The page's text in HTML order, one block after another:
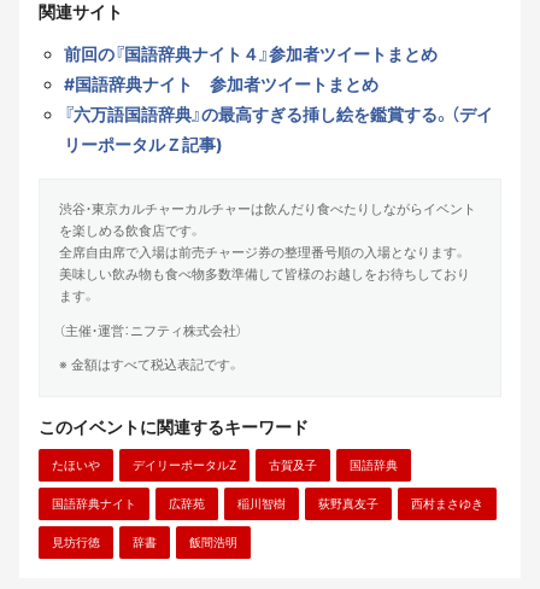
関連サイト
前回の『国語辞典ナイト４』参加者ツイートまとめ
#国語辞典ナイト 参加者ツイートまとめ
『六万語国語辞典』の最高すぎる挿し絵を鑑賞する。（デイ
リーポータルＺ記事)
渋谷・東京カルチャーカルチャーは飲んだり食べたりしながらイベント
を楽しめる飲食店です。
全席自由席で入場は前売チャージ券の整理番号順の入場となります。
美味しい飲み物も食べ物多数準備して皆様のお越しをお待ちしており
ます。
（主催・運営：ニフティ株式会社）
※ 金額はすべて税込表記です。
このイベントに関連するキーワード
たほいや デイリーポータルZ 古賀及子 国語辞典
国語辞典ナイト 広辞苑 稲川智樹 荻野真友子 西村まさゆき
見坊行徳 辞書 飯間浩明